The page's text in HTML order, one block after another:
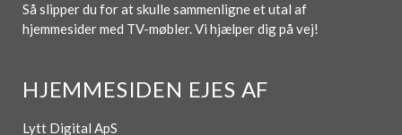
Så slipper du for at skulle sammenligne et utal af
hjemmesider med TV-møbler. Vi hjælper dig på vej!
HJEMMESIDEN EJES AF
Lytt Digital ApS